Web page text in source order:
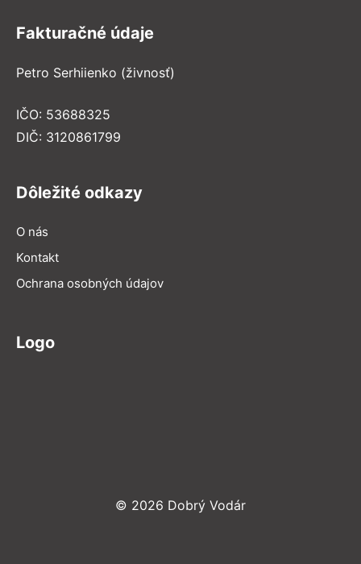
Fakturačné údaje
Petro Serhiienko (živnosť)
IČO: 53688325
DIČ: 3120861799
Dôležité odkazy
O nás
Kontakt
Ochrana osobných údajov
Logo
© 2026 Dobrý Vodár